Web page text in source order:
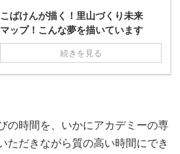
こばけんが描く！里山づくり未来
マップ！こんな夢を描いています
続きを見る
の時間を、いかにアカデミーの専
ただきながら質の高い時間にでき